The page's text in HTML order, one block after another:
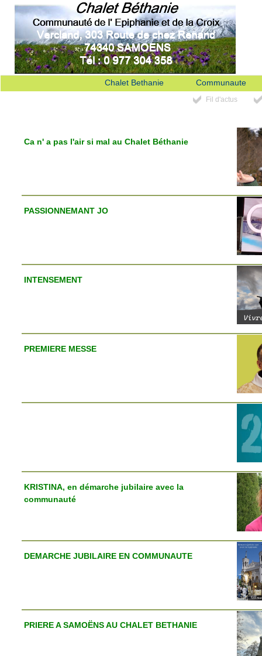
Chalet Bethanie Communaute
Fil d'actus
Ca n' a pas l'air si mal au Chalet Béthanie
PASSIONNEMANT JO
INTENSEMENT
PREMIERE MESSE
KRISTINA, en démarche jubilaire avec la
communauté
DEMARCHE JUBILAIRE EN COMMUNAUTE
PRIERE A SAMOËNS AU CHALET BETHANIE